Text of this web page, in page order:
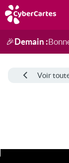
Anniversaire
Fête du jour
Amour
Amitié
Merci
Toutes les
🎉Demain :
Voir